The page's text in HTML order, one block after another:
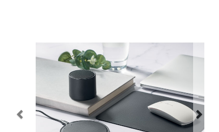
Navidad 🎄 Invierno